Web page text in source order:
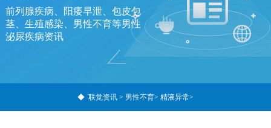
前列腺疾病、阳痿早泄、包皮包
茎、生殖感染、男性不育等男性
泌尿疾病资讯
◆ 联觉资讯 > 男性不育> 精液异常>